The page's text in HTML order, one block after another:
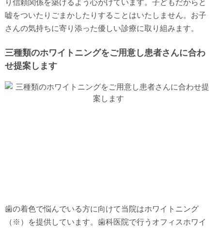
り信頼関係を築けるよう心がけています。子どもだからと
嘘をついたりごまかしたりすることはいたしません。お子
さんの気持ちに寄り添った優しい診療に取り組みます。
三種類のホワイトニングをご用意し患者さんに合わ
せ提案します
歯の着色で悩んでいる方に向けて当院はホワイトニング
（※）を提供しています。歯科医院で行うオフィスホワイ